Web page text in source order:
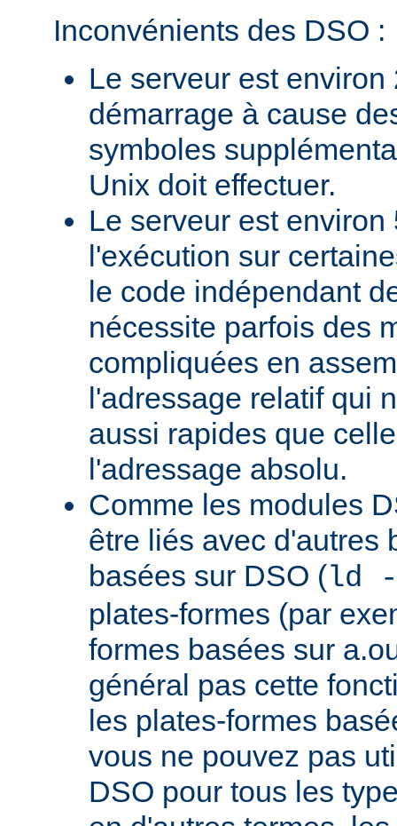
Inconvénients des DSO :
Le serveur est
démarrage à cause
symboles
Unix doit effectuer.
Le serveur est environ
l'exécution sur
le code indépendant
nécessite parfois des
compliquées en
l'adressage relatif qui
aussi rapides que
l'adressage absolu.
Comme les modules
être liés avec d'autres
basées sur DSO (ld
plates-formes (par
formes basées sur
général pas cette
les plates-formes
vous ne pouvez pas
DSO pour tous les